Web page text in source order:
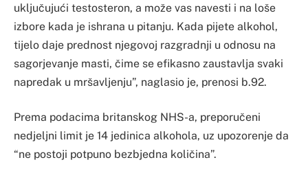
uključujući testosteron, a može vas navesti i na loše
izbore kada je ishrana u pitanju. Kada pijete alkohol,
tijelo daje prednost njegovoj razgradnji u odnosu na
sagorjevanje masti, čime se efikasno zaustavlja svaki
napredak u mršavljenju”, naglasio je, prenosi b.92.
Prema podacima britanskog NHS-a, preporučeni
nedjeljni limit je 14 jedinica alkohola, uz upozorenje da
“ne postoji potpuno bezbjedna količina”.